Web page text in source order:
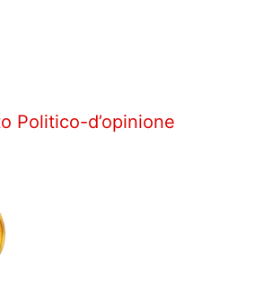
Politico-d’opinione